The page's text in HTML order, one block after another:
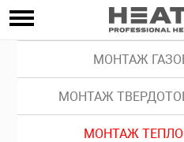
МОНТАЖ
МОНТАЖ
МОНТАЖ